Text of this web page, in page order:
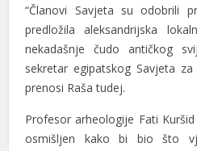
“Članovi Savjeta su odobrili
predložila aleksandrijska
nekadašnje čudo antičkog
sekretar egipatskog Savjeta
prenosi Raša tudej.
Profesor arheologije Fati
osmišljen kako bi bio što